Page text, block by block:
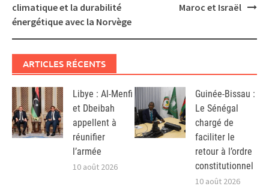
climatique et la durabilité
énergétique avec la Norvège
Maroc et Israël
ARTICLES RÉCENTS
Libye : Al-Menfi
et Dbeibah
appellent à
réunifier
l’armée
10 août 2026
Guinée-Bissau :
Le Sénégal
chargé de
faciliter le
retour à l’ordre
constitutionnel
10 août 2026